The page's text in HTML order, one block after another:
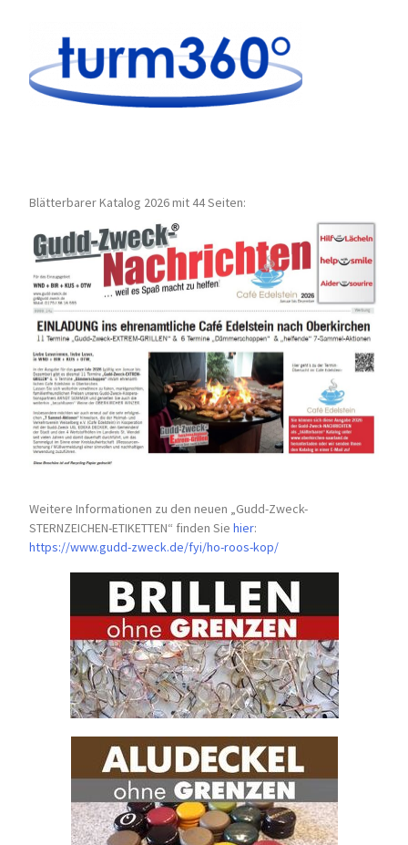
Blätterbarer Katalog 2026 mit 44 Seiten:
Weitere Informationen zu den neuen „Gudd-Zweck-
STERNZEICHEN-ETIKETTEN“ finden Siehier:
https://www.gudd-zweck.de/fyi/ho-roos-kop/